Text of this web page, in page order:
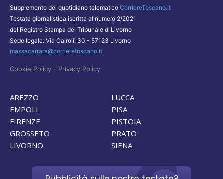
Supplemento del quotidiano telematico CorriereToscano.it
Testata giornalistica iscritta al numero 2/2021
del Registro Stampa del Tribunale di Livorno
Sede legale: Via Cairoli, 30 - 57123 Livorno
massacarrara@corrieretoscano.it
Cookie Policy - Privacy Policy
AREZZO
EMPOLI
FIRENZE
GROSSETO
LIVORNO
LUCCA
PISA
PISTOIA
PRATO
SIENA